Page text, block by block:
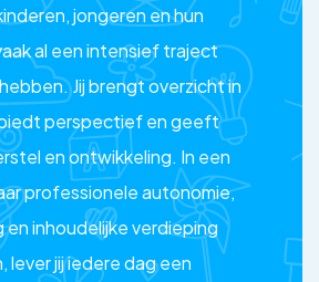
jongeren en hun
al een intensief traject
Jij brengt overzicht in
perspectief en geeft
en ontwikkeling. In een
professionele autonomie,
en inhoudelijke verdieping
lever jij iedere dag een